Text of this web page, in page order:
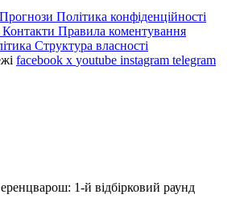
Прогнози Політика конфіденційності
Контакти Правила коментування
Структура власності
facebook x youtube instagram telegram
1-й відбірковий раунд